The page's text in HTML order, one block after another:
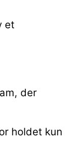
et
der
holdet kun